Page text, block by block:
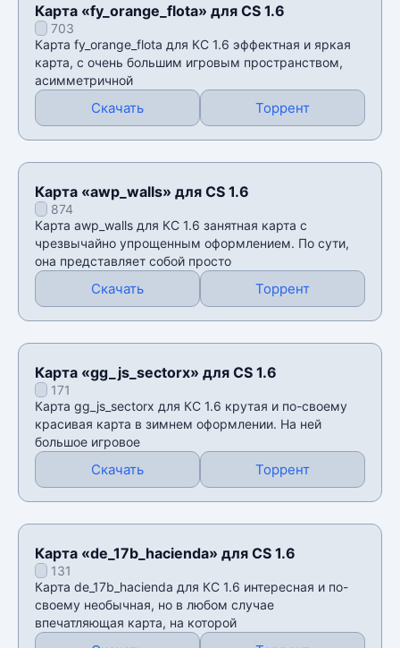
Карта «fy_orange_flota» для CS 1.6
703
Карта fy_orange_flota для КС 1.6 эффектная и яркая
карта, с очень большим игровым пространством,
асимметричной
Скачать Торрент
Карта «awp_walls» для CS 1.6
874
Карта awp_walls для КС 1.6 занятная карта с
чрезвычайно упрощенным оформлением. По сути,
она представляет собой просто
Скачать Торрент
Карта «gg_js_sectorx» для CS 1.6
171
Карта gg_js_sectorx для КС 1.6 крутая и по-своему
красивая карта в зимнем оформлении. На ней
большое игровое
Скачать Торрент
Карта «de_17b_hacienda» для CS 1.6
131
Карта de_17b_hacienda для КС 1.6 интересная и по-
своему необычная, но в любом случае
впечатляющая карта, на которой